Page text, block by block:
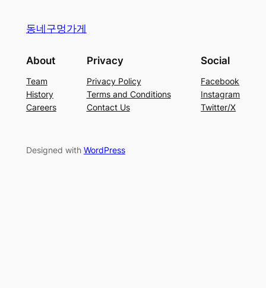
동네구멍가게
About
Team
History
Careers
Privacy
Privacy Policy
Terms and Conditions
Contact Us
Social
Facebook
Instagram
Twitter/X
Designed with WordPress